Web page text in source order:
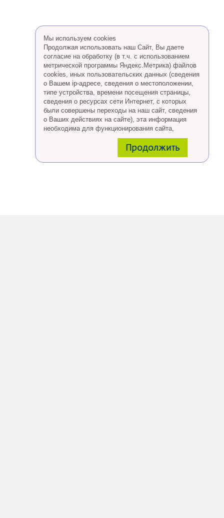
Мы используем cookies
Продолжая использовать наш Сайт, Вы даете
согласие на обработку (в т.ч. с использованием
метрической программы Яндекс.Метрика) файлов
cookies, иных пользовательских данных (сведения
о Вашем ip-адресе, сведения о местоположении,
типе устройства, времени посещения страницы,
сведения о ресурсах сети Интернет, с которых
были совершены переходы на наш сайт, сведения
о Ваших действиях на сайте), эта информация
необходима для функционирования сайта,
проведения ретаргетинга, а также статистических
Eсли Вы согласны, продолжайте пользоваться
сайтом, если Вы не хотите, чтобы Ваши данные
Продолжить